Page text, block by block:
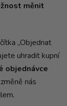
měnit
„Objednat
uhradit kupní
objednávce
nás